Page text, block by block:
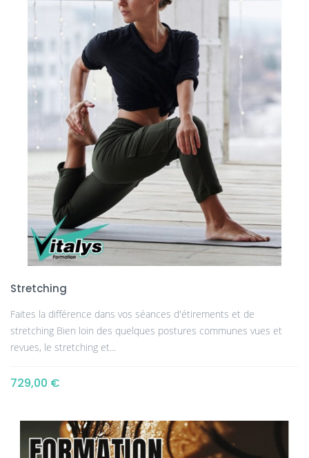
Stretching
Faites la différence dans vos séances d'étirements et de
stretching Bien loin des quelques postures communes vues et
revues, le stretching et...
729,00 €